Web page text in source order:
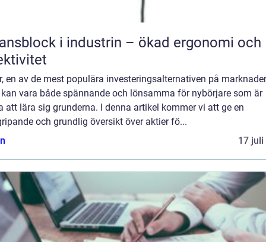
i industrin – ökad ergonomi och
en av de mest populära investeringsalternativen på
vara både spännande och lönsamma för nybörjare som är
att lära sig grunderna. I denna artikel kommer vi att ge en
och grundlig översikt över aktier fö...
17 juli